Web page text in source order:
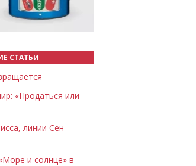
СТАТЬИ
«Продаться или
линии Сен-
и солнце» в